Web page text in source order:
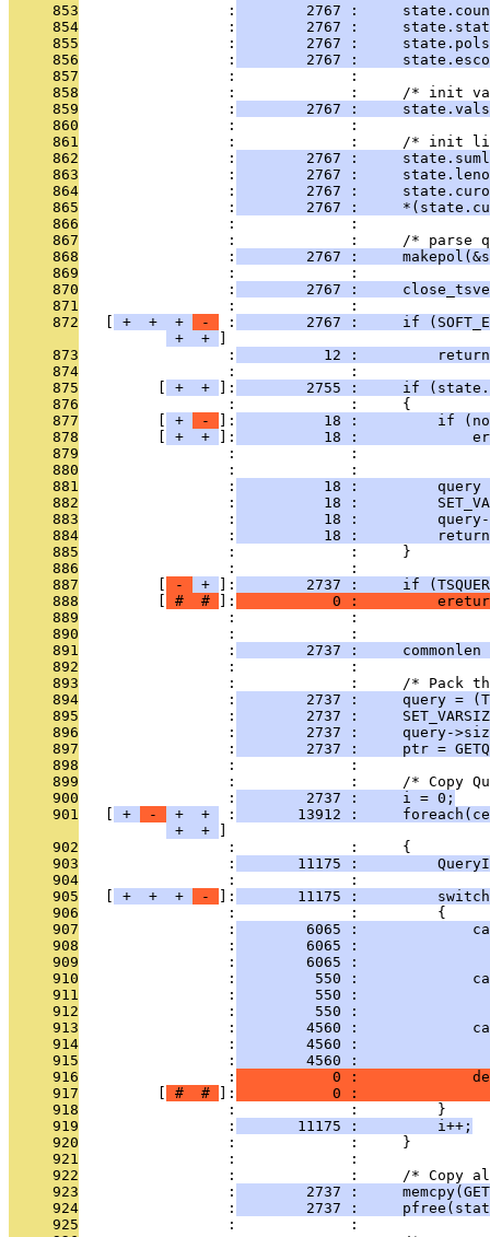
     853
                 :
2767 :
     854
                 :
2767 :
     855
                 :
2767 :
     856
                 :
2767 :
     857
                 :             :
     858
:             :     /* init
     859
                 :
2767 :
     860
                 :             :
     861
:             :     /* init
     862
                 :
2767 :
     863
                 :
2767 :
     864
                 :
2767 :
     865
                 :
2767 :
     866
                 :             :
     867
:             :     /* parse
     868
                 :
2767 :
     869
                 :             :
     870
                 :
2767 :
     871
                 :             :
     872
+ + + - :
2767 :     if
+
+
     873
                 :
12 :
     874
                 :             :
     875
+ + ]:
2755 :     if
     876
                 :             :     {
     877
+ - ]:
18 :         if
     878
+ + ]:
18 :
     879
:             :
     880
:             :
     881
                 :
18 :         query
     882
                 :
18 :
     883
                 :
18 :
     884
                 :
18 :
     885
                 :             :     }
     886
                 :             :
     887
- + ]:
2737 :     if
     888
# # ]:
0 :
     889
:             :
     890
:             :
     891
                 :
2737 :     commonlen
     892
                 :             :
     893
:             :     /* Pack
     894
                 :
2737 :     query =
     895
                 :
2737 :
     896
                 :
2737 :     query-
     897
                 :
2737 :     ptr =
     898
                 :             :
     899
:             :     /* Copy
     900
                 :
        2737 :     i = 0;
     901
+ - + + :
13912 :
+
+
     902
                 :             :     {
     903
                 :
11175 :
     904
                 :             :
     905
+ + + - ]:
11175 :
     906
                 :             :         {
     907
                 :
6065 :
     908
                 :
6065 :
     909
                 :
6065 :
     910
                 :
550 :
     911
                 :
550 :
     912
                 :
550 :
     913
                 :
4560 :
     914
                 :
4560 :
     915
                 :
4560 :
     916
                 :
0 :
     917
# # ]:
0 :
     918
                 :             :         }
     919
                 :
       11175 :         i++;
     920
                 :             :     }
     921
                 :             :
     922
:             :     /* Copy
     923
                 :
2737 :
     924
                 :
2737 :
     925
                 :             :